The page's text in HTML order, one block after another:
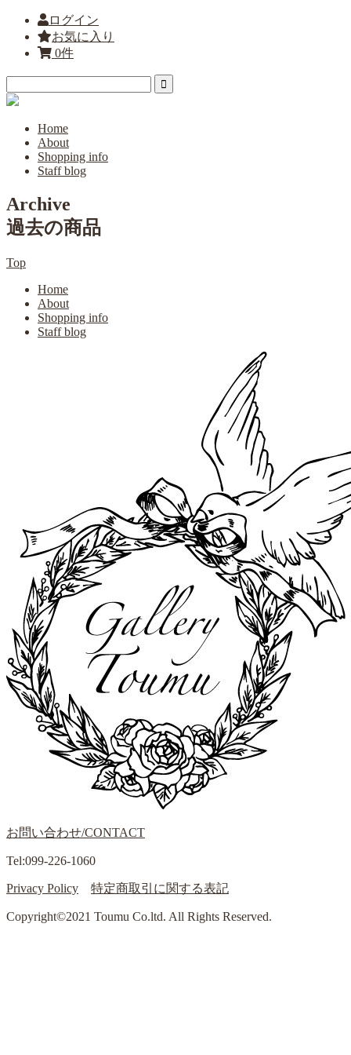
ログイン
お気に入り
0件
Home
About
Shopping info
Staff blog
Archive
過去の商品
Top
Home
About
Shopping info
Staff blog
お問い合わせ/CONTACT
Tel:099-226-1060
Privacy Policy 特定商取引に関する表記
Copyright©2021 Toumu Co.ltd. All Rights Reserved.